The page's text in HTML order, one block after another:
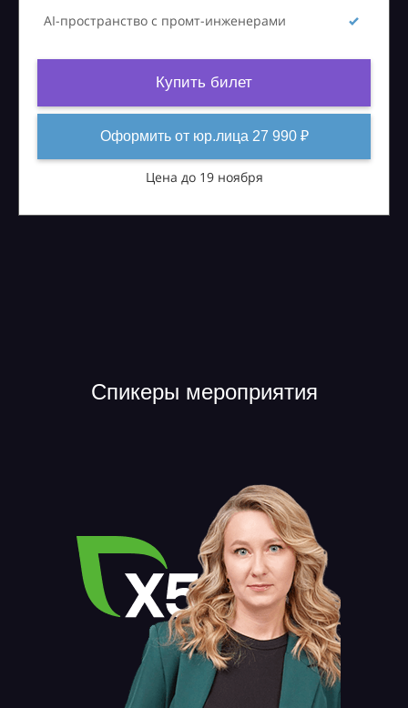
AI-пространство с промт-инженерами
Купить билет
Оформить от юр.лица 27 990 ₽
Цена до 19 ноября
Спикеры мероприятия